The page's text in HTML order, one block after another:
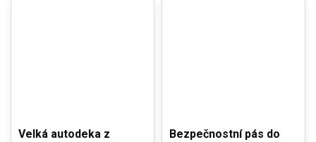
Velká autodeka z
Bezpečnostní pás do